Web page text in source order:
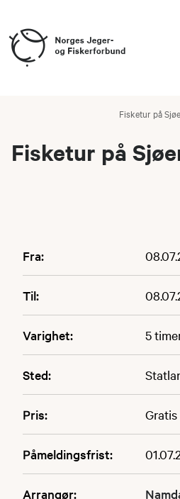
Fisketur på
Fisketur på
Fra:
Til:
Varighet: 5
Sted:
Pris: Gratis
Påmeldingsfrist:
Arrangør: